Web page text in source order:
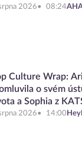
2026 08:24
Culture Wrap:
o svém
a Sophia z
skupiny
2026 14:00